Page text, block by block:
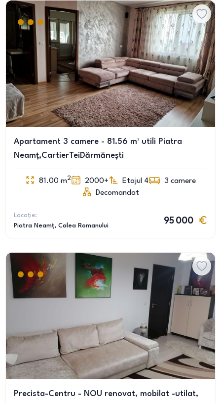
Apartament 3 camere - 81.56 m² utili Piatra
Neamț,CartierTeiDărmănești
81.00 m2 2000+ Etajul 4 3 camere
Decomandat
Locație:
Piatra Neamț, Calea Romanului
95 000
Precista-Centru - NOU renovat, mobilat -utilat,